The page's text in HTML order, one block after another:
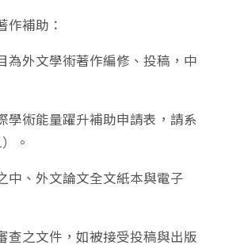
作補助：
為外文學術著作編修、投稿，中
學術能量躍升補助申請表，請系
。
中、外文論文全文紙本與電子
查之文件，如被接受投稿與出版